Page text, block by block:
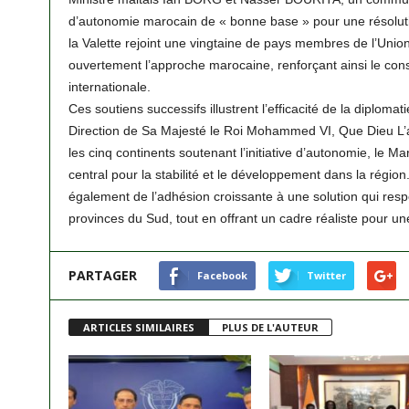
d’autonomie marocain de « bonne base » pour une
la Valette rejoint une vingtaine de pays membres de
ouvertement l’approche marocaine, renforçant ainsi le
internationale.
Ces soutiens successifs illustrent l’efficacité de la
Direction de Sa Majesté le Roi Mohammed VI, Que Dieu
les cinq continents soutenant l’initiative d’autonomie, le
central pour la stabilité et le développement dans la
également de l’adhésion croissante à une solution qui
provinces du Sud, tout en offrant un cadre réaliste pour
PARTAGER Facebook Twitter
ARTICLES SIMILAIRES PLUS DE L'AUTEUR